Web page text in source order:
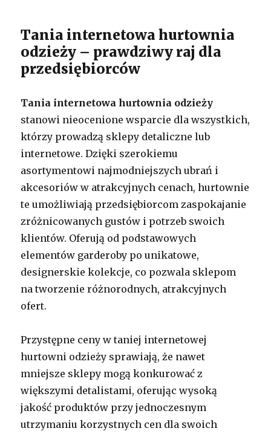
Tania internetowa hurtownia
odzieży – prawdziwy raj dla
przedsiębiorców
Tania internetowa hurtownia odzieży
stanowi nieocenione wsparcie dla wszystkich,
którzy prowadzą sklepy detaliczne lub
internetowe. Dzięki szerokiemu
asortymentowi najmodniejszych ubrań i
akcesoriów w atrakcyjnych cenach, hurtownie
te umożliwiają przedsiębiorcom zaspokajanie
zróżnicowanych gustów i potrzeb swoich
klientów. Oferują od podstawowych
elementów garderoby po unikatowe,
designerskie kolekcje, co pozwala sklepom
na tworzenie różnorodnych, atrakcyjnych
ofert.
Przystępne ceny w taniej internetowej
hurtowni odzieży sprawiają, że nawet
mniejsze sklepy mogą konkurować z
większymi detalistami, oferując wysoką
jakość produktów przy jednoczesnym
utrzymaniu korzystnych cen dla swoich